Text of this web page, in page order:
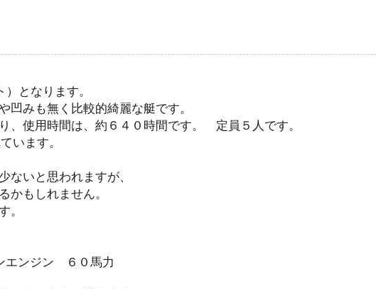
となります。
凹みも無く比較的綺麗な艇です。
、使用時間は、約６４０時間です。 定員５人です。
います。
ないと思われますが、
かもしれません。
。
ンジン ６０馬力